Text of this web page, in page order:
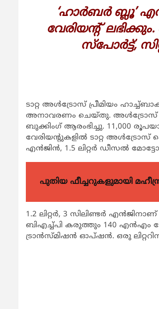
‘ഹാർബർ ബ്ലൂ’
വേരിയൻ്റ്
സ്പോർട്ട്,
ടാറ്റ അൾട്രോസ് പ്രീമിയം
അനാവരണം ചെയ്തു. അൾട്രോസ്
ബുക്കിംഗ് ആരംഭിച്ചു. 11,000
വേരിയൻ്റുകളിൽ ടാറ്റ അൾട്രോസ്
എൻജിൻ, 1.5 ലിറ്റർ ഡീസൽ
പുതിയ ഫീച്ചറുകളുമായി
1.2 ലിറ്റർ, 3 സിലിണ്ടർ
ബിഎച്ച്പി കരുത്തും 140 എൻഎം
ട്രാൻസ്മിഷൻ ഓപ്ഷൻ. ഒരു